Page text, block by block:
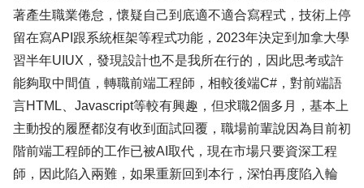
著產生職業倦怠，懷疑自己到底適不適合寫程式，技術上停
留在寫API跟系統框架等程式功能，2023年決定到加拿大學
習半年UIUX，發現設計也不是我所在行的，因此思考或許
能夠取中間值，轉職前端工程師，相較後端C#，對前端語
言HTML、Javascript等較有興趣，但求職2個多月，基本上
主動投的履歷都沒有收到面試回覆，職場前輩說因為目前初
階前端工程師的工作已被AI取代，現在市場只要資深工程
師，因此陷入兩難，如果重新回到本行，深怕再度陷入輪